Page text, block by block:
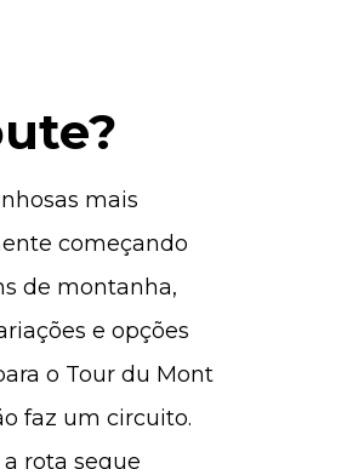
mais
começando
de montanha,
e opções
o Tour du Mont
faz um circuito.
rota segue